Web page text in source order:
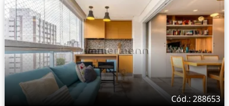
Cód.: 288653